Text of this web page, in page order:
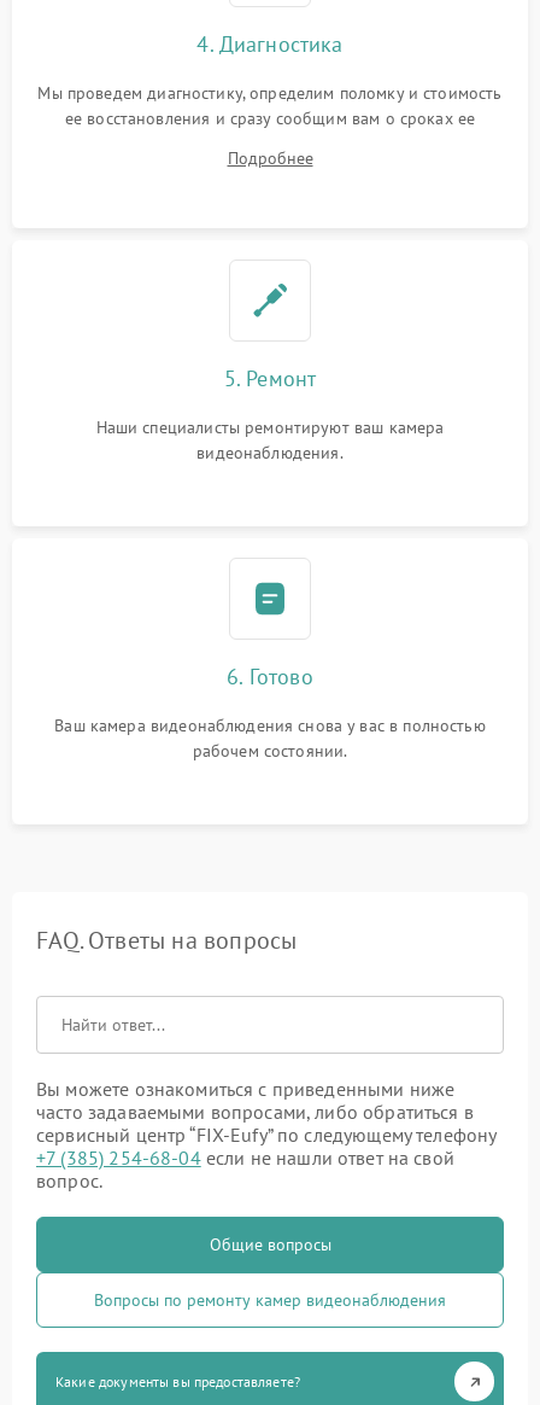
4. Диагностика
Мы проведем диагностику, определим поломку и стоимость
ее восстановления и сразу сообщим вам о сроках ее
Подробнее
5. Ремонт
Наши специалисты ремонтируют ваш камера
видеонаблюдения.
6. Готово
Ваш камера видеонаблюдения снова у вас в полностью
рабочем состоянии.
FAQ. Ответы на вопросы
Вы можете ознакомиться с приведенными ниже
часто задаваемыми вопросами, либо обратиться в
сервисный центр “FIX-Eufy” по следующему телефону
+7 (385) 254-68-04если не нашли ответ на свой
вопрос.
Общие вопросы
Вопросы по ремонту камер видеонаблюдения
Какие документы вы предоставляете?